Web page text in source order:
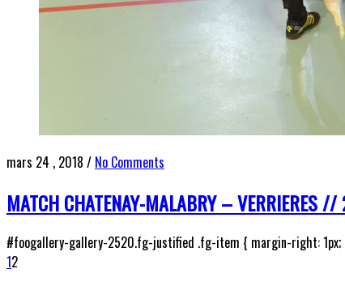
mars 24 , 2018 / No Comments
MATCH CHATENAY-MALABRY – VERRIERES
#foogallery-gallery-2520.fg-justified .fg-item { margin-right:
12